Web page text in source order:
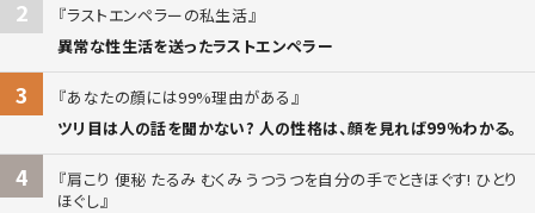
2
ラストエンペラーの私生活
異常な性生活を送ったラストエンペラー
3
あなたの顔には99%理由がある
ツリ目は人の話を聞かない? 人の性格は、顔を見れば99%わかる。
4
肩こり 便秘 たるみ むくみ うつうつを自分の手でときほぐす! ひとり
ほぐし